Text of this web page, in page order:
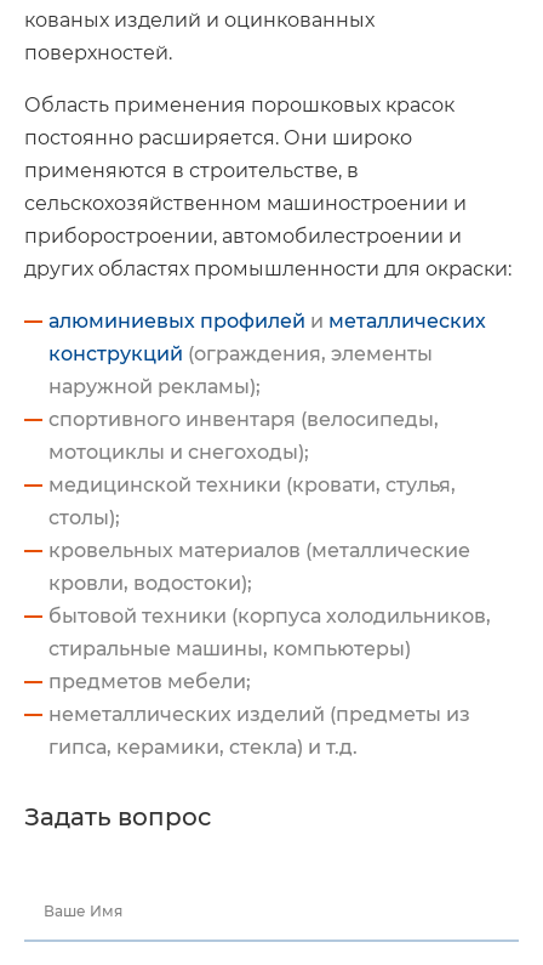
кованых изделий и оцинкованных
поверхностей.
Область применения порошковых красок
постоянно расширяется. Они широко
применяются в строительстве, в
сельскохозяйственном машиностроении и
приборостроении, автомобилестроении и
других областях промышленности для окраски:
алюминиевых профилей и металлических
конструкций (ограждения, элементы
наружной рекламы);
спортивного инвентаря (велосипеды,
мотоциклы и снегоходы);
медицинской техники (кровати, стулья,
столы);
кровельных материалов (металлические
кровли, водостоки);
бытовой техники (корпуса холодильников,
стиральные машины, компьютеры)
предметов мебели;
неметаллических изделий (предметы из
гипса, керамики, стекла) и т.д.
Задать вопрос
Ваше Имя